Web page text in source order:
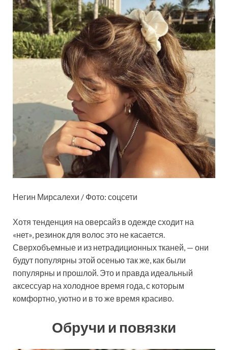
Негин Мирсалехи / Фото: соцсети
Хотя тенденция на оверсайз в одежде сходит на
«нет», резинок для волос это не касается.
Сверхобъемные и из нетрадиционных тканей, — они
будут популярны этой осенью так же, как были
популярны и прошлой. Это и правда идеальный
аксессуар на холодное время года, с которым
комфортно, уютно и в то же время красиво.
Обручи и повязки